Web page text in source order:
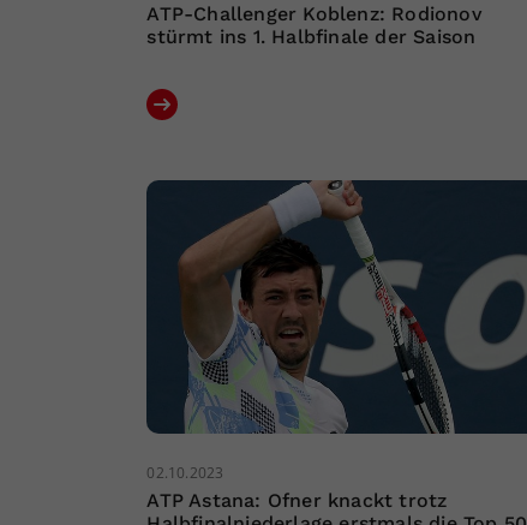
ATP-Challenger Koblenz: Rodionov
stürmt ins 1. Halbfinale der Saison
02.10.2023
ATP Astana: Ofner knackt trotz